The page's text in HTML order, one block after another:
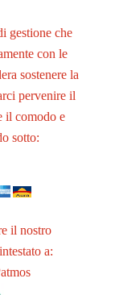
gestione che
con le
sostenere la
pervenire il
il comodo e
sotto:
il nostro
a: